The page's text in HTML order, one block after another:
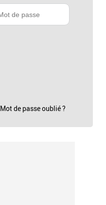
Mot de passe oublié ?